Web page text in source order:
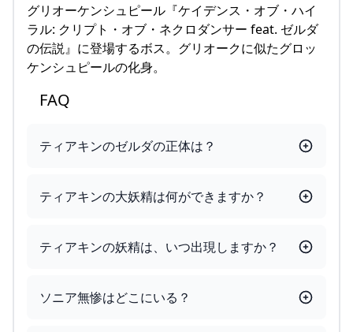
グリオーケンシュピール『ケイデンス・オブ・ハイ
ラル: クリプト・オブ・ネクロダンサー feat. ゼルダ
の伝説』に登場するボス。グリオークに似たグロッ
ケンシュピールの化身。
FAQ
ティアキンのゼルダの正体は？
ティアキンの大妖精は何ができますか？
ティアキンの妖精は、いつ出現しますか？
ソニア無惨はどこにいる？